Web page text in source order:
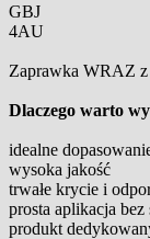
GBJ
4AU
Zaprawka WRAZ
Dlaczego warto
idealne
wysoka jakość
trwałe krycie i
prosta aplikacja
produkt